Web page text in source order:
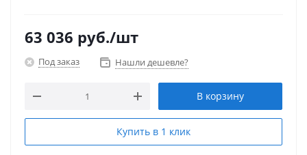
63 036 руб./шт
Под заказ Нашли дешевле?
В корзину
Купить в 1 клик